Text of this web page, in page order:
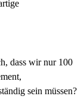
dass wir nur 100
sein müssen?